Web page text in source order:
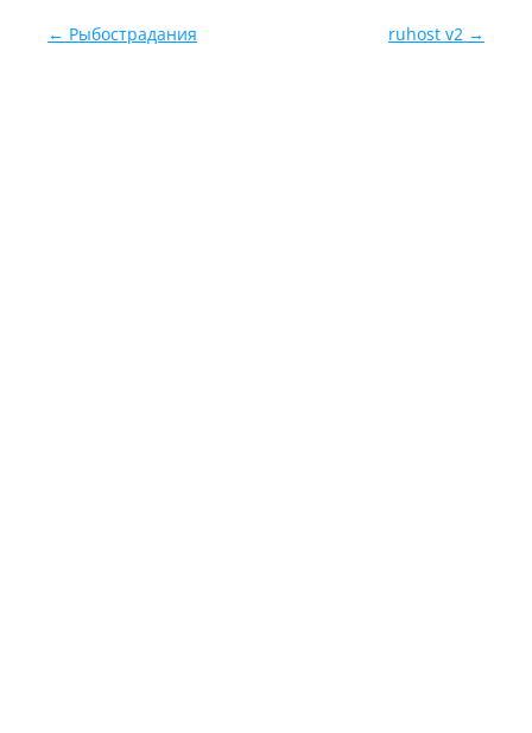
Навигация по записям
← Рыбострадания ruhost v2 →